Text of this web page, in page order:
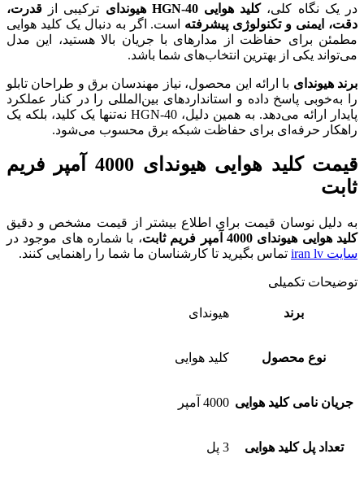
در یک نگاه کلی،کلید هوایی HGN-40 هیوندای ترکیبی از قدرت،
دقت، ایمنی و تکنولوژی پیشرفته است. اگر به دنبال یک کلید هوایی
مطمئن برای حفاظت از مدارهای با جریان بالا هستید، این مدل
می‌تواند یکی از بهترین انتخاب‌های شما باشد.
برند هیوندای با ارائه این محصول، نیاز مهندسان برق و طراحان تابلو
را به‌خوبی پاسخ داده و استانداردهای بین‌المللی را در کنار عملکرد
پایدار ارائه می‌دهد. به همین دلیل، HGN-40 نه‌تنها یک کلید، بلکه یک
راهکار حرفه‌ای برای حفاظت شبکه برق محسوب می‌شود.
قیمت کلید هوایی هیوندای 4000 آمپر
فریم
ثابت
به دلیل نوسان قیمت برای اطلاع بیشتر از قیمت مشخص و دقیق
کلید هوایی هیوندای 4000 آمپر فریم ثابت
، با شماره های موجود در
سایت iran lv
تماس بگیرید تا کارشناسان ما شما را راهنمایی کنند.
توضیحات تکمیلی
برند هیوندای
نوع محصول کلید هوایی
جریان نامی کلید هوایی 4000 آمپر
تعداد پل کلید هوایی 3 پل